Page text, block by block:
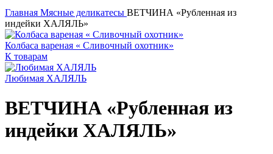
Главная Мясные деликатесы ВЕТЧИНА «Рубленная из
индейки ХАЛЯЛЬ»
Колбаса вареная « Сливочный охотник»
К товарам
Любимая ХАЛЯЛЬ
ВЕТЧИНА «Рубленная из
индейки ХАЛЯЛЬ»